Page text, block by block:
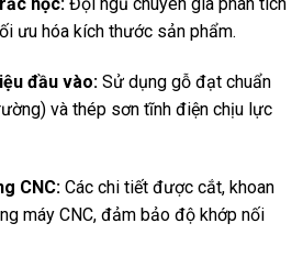
học:Đội ngũ chuyên gia phân tích
ưu hóa kích thước sản phẩm.
đầu vào:Sử dụng gỗ đạt chuẩn
và thép sơn tĩnh điện chịu lực
CNC:Các chi tiết được cắt, khoan
máy CNC, đảm bảo độ khớp nối